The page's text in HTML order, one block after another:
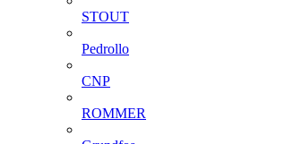
STOUT
Pedrollo
CNP
ROMMER